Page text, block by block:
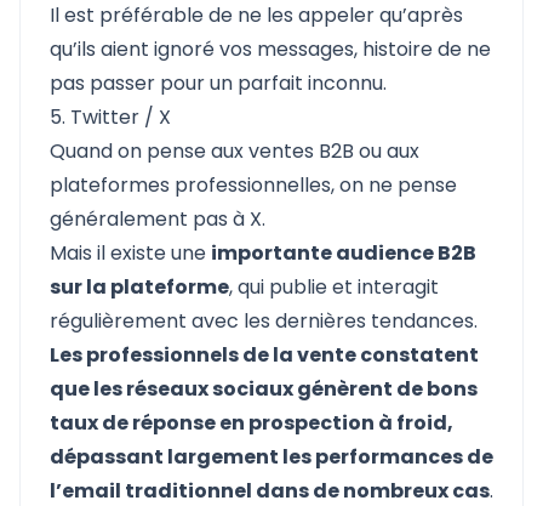
Il est préférable de ne les appeler qu’après
qu’ils aient ignoré vos messages, histoire de ne
pas passer pour un parfait inconnu.
5. Twitter / X
Quand on pense aux ventes B2B ou aux
plateformes professionnelles, on ne pense
généralement pas à X.
Mais il existe une importante audience B2B
sur la plateforme, qui publie et interagit
régulièrement avec les dernières tendances.
Les professionnels de la vente constatent
que les réseaux sociaux génèrent de bons
taux de réponse en prospection à froid,
dépassant largement les performances de
l’email traditionnel dans de nombreux cas.